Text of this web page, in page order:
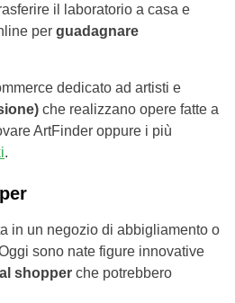
il laboratorio a casa e
per guadagnare
dedicato ad artisti e
che realizzano opere fatte a
ArtFinder oppure i più
.
in un negozio di abbigliamento o
sono nate figure innovative
shopper che potrebbero